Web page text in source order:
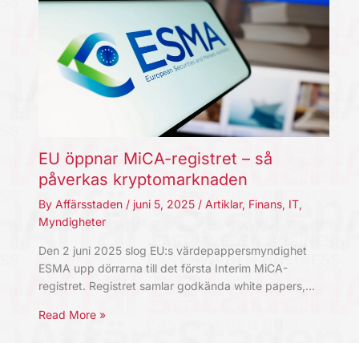
EU öppnar MiCA-registret – så
påverkas kryptomarknaden
By Affärsstaden / juni 5, 2025 / Artiklar, Finans, IT,
Myndigheter
Den 2 juni 2025 slog EU:s värdepappersmyndighet
ESMA upp dörrarna till det första Interim MiCA-
registret. Registret samlar godkända white papers,…
Read More »